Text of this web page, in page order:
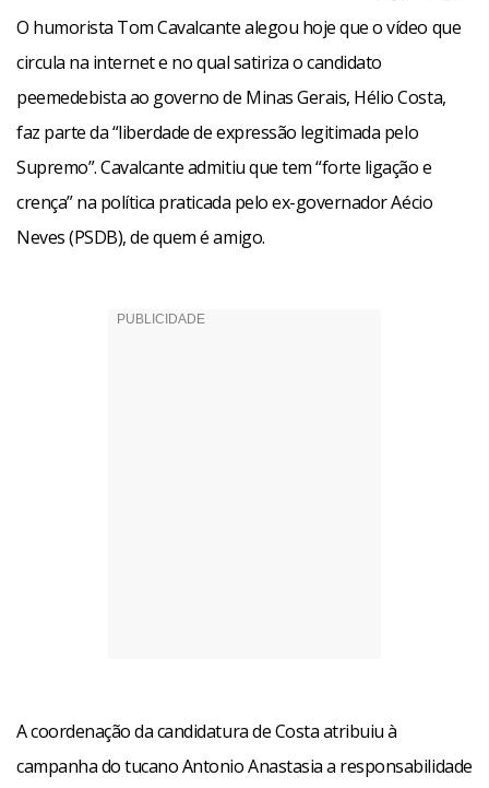
O humorista Tom Cavalcante alegou hoje que o vídeo que
circula na internet e no qual satiriza o candidato
peemedebista ao governo de Minas Gerais, Hélio Costa,
faz parte da “liberdade de expressão legitimada pelo
Supremo”. Cavalcante admitiu que tem “forte ligação e
crença” na política praticada pelo ex-governador Aécio
Neves (PSDB), de quem é amigo.
A coordenação da candidatura de Costa atribuiu à
campanha do tucano Antonio Anastasia a responsabilidade